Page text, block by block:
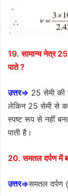
19. सामान्य नेत्र
पाते ?
उत्तर⇒ 25 सेमी
लेकिन 25 सेमी से
स्पष्ट रूप से नहीं
पाती है।
20. समतल दर्पण में
उत्तर⇒समतल दर्पण